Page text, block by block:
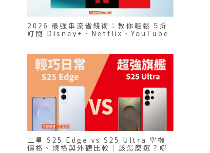
2026 最強串流省錢術：教你輕鬆 5折
訂閱 Disney+、Netflix、YouTube
三星 S25 Edge vs S25 Ultra 空機
價格、規格與外觀比較｜該怎麼選？哪